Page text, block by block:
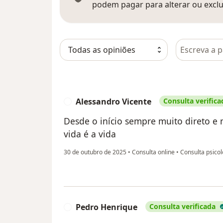
podem pagar para alterar ou
Pesquisar
Alessandro Vicente Consulta
Desde o início sempre muito direto e
vida é a vida
30 de outubro de 2025 • Consulta online • Consulta
Pedro Henrique Consulta verificada